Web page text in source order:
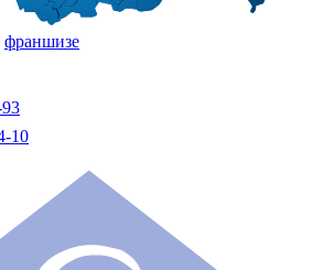
франшизе
10